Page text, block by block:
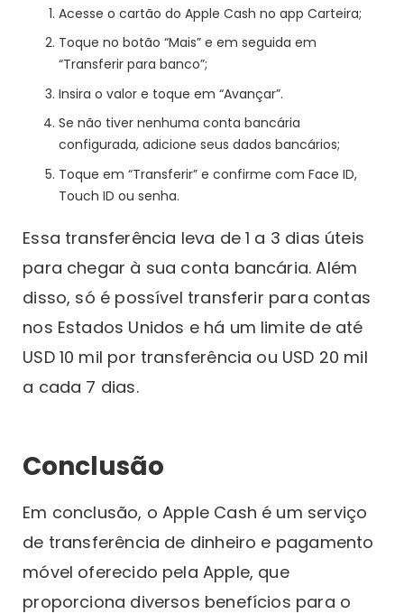
Acesse o cartão do Apple Cash no app Carteira;
Toque no botão “Mais” e em seguida em
“Transferir para banco”;
Insira o valor e toque em “Avançar”.
Se não tiver nenhuma conta bancária
configurada, adicione seus dados bancários;
Toque em “Transferir” e confirme com Face ID,
Touch ID ou senha.
Essa transferência leva de 1 a 3 dias úteis
para chegar à sua conta bancária. Além
disso, só é possível transferir para contas
nos Estados Unidos e há um limite de até
USD 10 mil por transferência ou USD 20 mil
a cada 7 dias.
Conclusão
Em conclusão, o Apple Cash é um serviço
de transferência de dinheiro e pagamento
móvel oferecido pela Apple, que
proporciona diversos benefícios para o